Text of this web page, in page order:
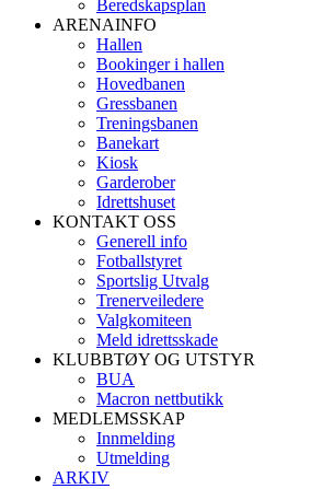
Beredskapsplan
ARENAINFO
Hallen
Bookinger i hallen
Hovedbanen
Gressbanen
Treningsbanen
Banekart
Kiosk
Garderober
Idrettshuset
KONTAKT OSS
Generell info
Fotballstyret
Sportslig Utvalg
Trenerveiledere
Valgkomiteen
Meld idrettsskade
KLUBBTØY OG UTSTYR
BUA
Macron nettbutikk
MEDLEMSSKAP
Innmelding
Utmelding
ARKIV